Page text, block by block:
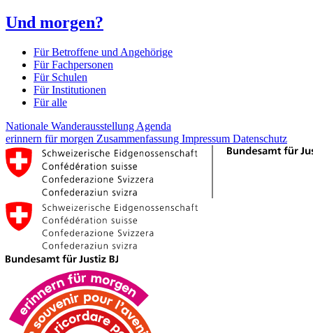
Und morgen?
Für Betroffene und Angehörige
Für Fachpersonen
Für Schulen
Für Institutionen
Für alle
Nationale Wanderausstellung Agenda
erinnern für morgen Zusammenfassung Impressum Datenschutz